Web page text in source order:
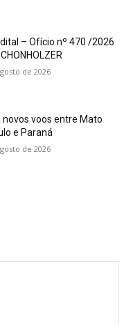
– Ofício nº 470 /2026
de 2026
novos voos entre Mato
e Paraná
de 2026